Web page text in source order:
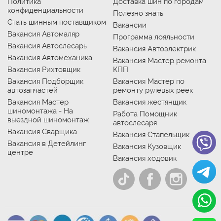
конфиденциальности
Стать шинным поставщиком
Вакансия Автомаляр
Вакансия Автослесарь
Вакансия Автомеханика
Вакансия Рихтовщик
Вакансия Подборщик
автозапчастей
Вакансия Мастер
шиномонтажа - На
выездной шиномонтаж
Вакансия Сварщика
Вакансия в Детейлинг
центре
Полезно знать
Вакансии
Программа лояльности
Вакансия Автоэлектрик
Вакансия Мастер ремонта
КПП
Вакансия Мастер по
ремонту рулевых реек
Вакансия жестянщик
Работа Помощник
автослесаря
Вакансия Стапельщик
Вакансия Кузовщик
Вакансия ходовик